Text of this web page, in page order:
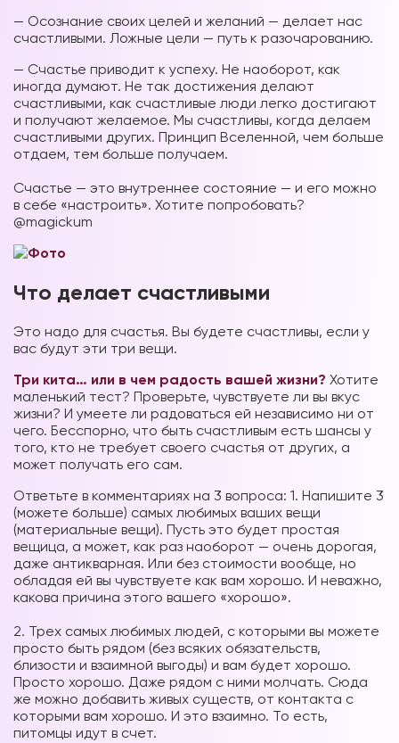
— Осознание своих целей и желаний — делает нас
счастливыми. Ложные цели — путь к разочарованию.
— Счастье приводит к успеху. Не наоборот, как
иногда думают. Не так достижения делают
счастливыми, как счастливые люди легко достигают
и получают желаемое. Мы счастливы, когда делаем
счастливыми других. Принцип Вселенной, чем больше
отдаем, тем больше получаем.
Счастье — это внутреннее состояние — и его можно
в себе «настроить». Хотите попробовать?
@magickum
Что делает счастливыми
Это надо для счастья. Вы будете счастливы, если у
вас будут эти три вещи.
Три кита… или в чем радость вашей жизни? Хотите
маленький тест? Проверьте, чувствуете ли вы вкус
жизни? И умеете ли радоваться ей независимо ни от
чего. Бесспорно, что быть счастливым есть шансы у
того, кто не требует своего счастья от других, а
может получать его сам.
Ответьте в комментариях на 3 вопроса: 1. Напишите 3
(можете больше) самых любимых ваших вещи
(материальные вещи). Пусть это будет простая
вещица, а может, как раз наоборот — очень дорогая,
даже антикварная. Или без стоимости вообще, но
обладая ей вы чувствуете как вам хорошо. И неважно,
какова причина этого вашего «хорошо».
2. Трех самых любимых людей, с которыми вы можете
просто быть рядом (без всяких обязательств,
близости и взаимной выгоды) и вам будет хорошо.
Просто хорошо. Даже рядом с ними молчать. Сюда
же можно добавить живых существ, от контакта с
которыми вам хорошо. И это взаимно. То есть,
питомцы идут в счет.